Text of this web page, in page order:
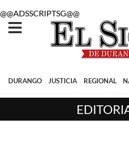
@@ADSSCRIPTSG@@
DURANGO JUSTICIA REGIONAL